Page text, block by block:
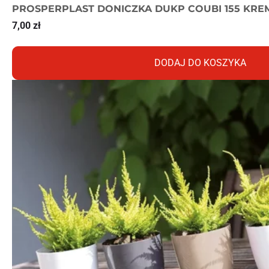
PROSPERPLAST DONICZKA DUKP COUBI 155
7,00 zł
DODAJ DO KOSZYKA